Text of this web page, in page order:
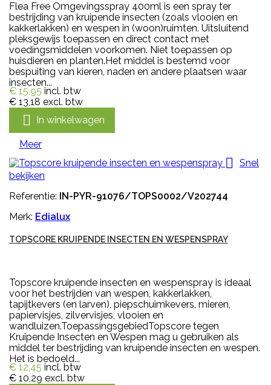
Flea Free Omgevingsspray 400ml is een spray ter
bestrijding van kruipende insecten (zoals vlooien en
kakkerlakken) en wespen in (woon)ruimten. Uitsluitend
pleksgewijs toepassen en direct contact met
voedingsmiddelen voorkomen. Niet toepassen op
huisdieren en planten.Het middel is bestemd voor
bespuiting van kieren, naden en andere plaatsen waar
insecten...
€ 15,95 incl. btw
€ 13,18 excl. btw
 In winkelwagen
Meer

Snel
bekijken
Referentie: IN-PYR-91076/TOPS0002/V202744
Merk: Edialux
TOPSCORE KRUIPENDE INSECTEN EN WESPENSPRAY
Topscore kruipende insecten en wespenspray is ideaal
voor het bestrijden van wespen, kakkerlakken,
tapijtkevers (en larven), piepschuimkevers, mieren,
papiervisjes, zilvervisjes, vlooien en
wandluizen.ToepassingsgebiedTopscore tegen
Kruipende Insecten en Wespen mag u gebruiken als
middel ter bestrijding van kruipende insecten en wespen.
Het is bedoeld...
€ 12,45 incl. btw
€ 10,29 excl. btw